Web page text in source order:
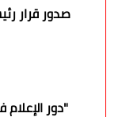
صدور قرار
"دور